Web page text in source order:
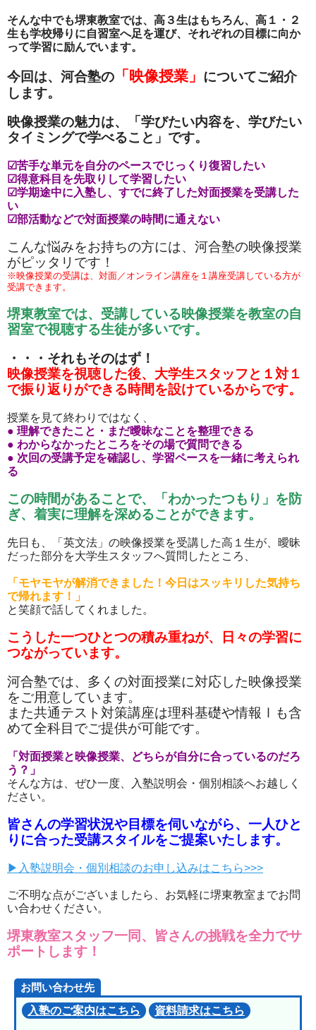
そんな中でも堺東教室では、高３生はもちろん、高１・２
生も学校帰りに自習室へ足を運び、それぞれの目標に向か
って学習に励んでいます。
今回は、河合塾の 「映像授業」 についてご紹介
します。
映像授業の魅力は、「学びたい内容を、学びたい
タイミングで学べること」です。
☑苦手な単元を自分のペースでじっくり復習したい
☑得意科目を先取りして学習したい
☑学期途中に入塾し、すでに終了した対面授業を受講した
い
☑部活動などで対面授業の時間に通えない
こんな悩みをお持ちの方には、河合塾の映像授業
がピッタリです！
※映像授業の受講は、対面／オンライン講座を１講座受講している方が
受講できます。
堺東教室では、受講している映像授業を教室の自
習室で視聴する生徒が多いです。
・・・それもそのはず！
映像授業を視聴した後、大学生スタッフと１対１
で振り返りができる時間を設けているからです。
授業を見て終わりではなく、
● 理解できたこと・まだ曖昧なことを整理できる
● わからなかったところをその場で質問できる
● 次回の受講予定を確認し、学習ペースを一緒に考えられ
る
この時間があることで、「わかったつもり」を防
ぎ、着実に理解を深めることができます。
先日も、「英文法」の映像授業を受講した高１生が、曖昧
だった部分を大学生スタッフへ質問したところ、
「モヤモヤが解消できました！今日はスッキリした気持ち
で帰れます！」
と笑顔で話してくれました。
こうした一つひとつの積み重ねが、日々の学習に
つながっています。
河合塾では、多くの対面授業に対応した映像授業
をご用意しています。
また共通テスト対策講座は理科基礎や情報Ⅰも含
めて全科目でご提供が可能です。
「対面授業と映像授業、どちらが自分に合っているのだろ
う？」
そんな方は、ぜひ一度、入塾説明会・個別相談へお越しく
ださい。
皆さんの学習状況や目標を伺いながら、一人ひと
りに合った受講スタイルをご提案いたします。
▶入塾説明会・個別相談のお申し込みはこちら>>>
ご不明な点がございましたら、お気軽に堺東教室までお問
い合わせください。
堺東教室スタッフ一同、皆さんの挑戦を全力でサ
ポートします！
お問い合わせ先
入塾のご案内はこちら
資料請求はこちら